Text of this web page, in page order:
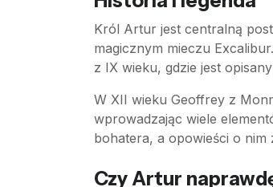
Król Artur jest centralną
magicznym mieczu
z IX wieku, gdzie jest
W XII wieku Geoffrey z
wprowadzając wiele
bohatera, a opowieści o nim
Czy Artur